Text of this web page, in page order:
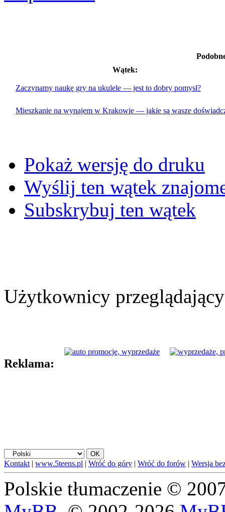
Wątek:
Zaczynamy naukę gry na ukulele — jest to dobry pomysł?
Mieszkanie na wynajem w Krakowie — jakie są wasze
Pokaż wersję do druku
Wyślij ten wątek
Subskrybuj ten wątek
Użytkownicy
Reklama:
Kontakt | www.5teens.pl | Wróć do góry | Wróć do forów | Wersja
Polskie tłumaczenie ©